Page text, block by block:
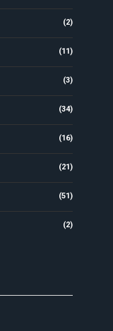
(2)
(11)
(3)
(34)
(16)
(21)
(51)
(2)